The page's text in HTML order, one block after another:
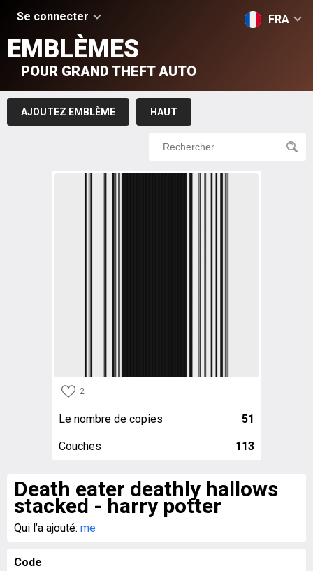
Se connecter FRA
EMBLÈMES
POUR GRAND THEFT AUTO
AJOUTEZ EMBLÈME HAUT
2
Le nombre de copies 51
Couches 113
Death eater deathly hallows
stacked - harry potter
Qui l’a ajouté: me
Code